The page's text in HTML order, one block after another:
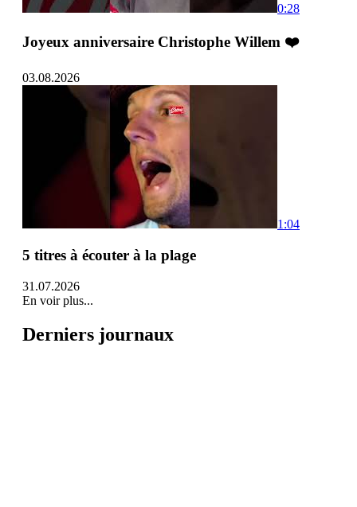
0:28
Joyeux anniversaire Christophe Willem ❤️
03.08.2026
1:04
5 titres à écouter à la plage
31.07.2026
En voir plus...
Derniers journaux